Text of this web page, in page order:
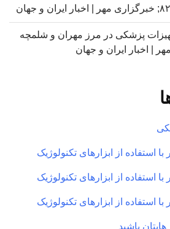
پزشکی در مرز مهران و شلمچه
استفاده از ابزارهای تکنولوژیک
استفاده از ابزارهای تکنولوژیک
استفاده از ابزارهای تکنولوژیک
باشید